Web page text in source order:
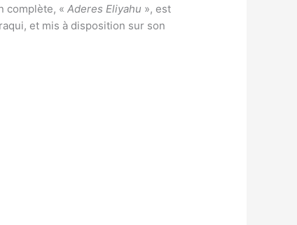
complète, «Aderes Eliyahu », est
et mis à disposition sur son